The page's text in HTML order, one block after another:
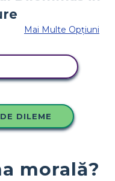
Mai Multe Opțiuni
DILEME
morală?